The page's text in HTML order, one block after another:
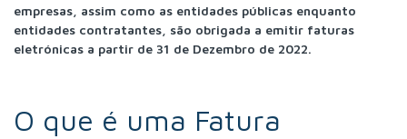
empresas, assim como as entidades públicas enquanto
entidades contratantes, são obrigada a emitir faturas
eletrónicas a partir de 31 de Dezembro de 2022.
O que é uma Fatura